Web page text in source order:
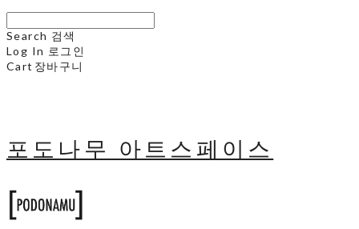
Search 검색
Log In 로그인
Cart 장바구니
포도나무 아트스페이스